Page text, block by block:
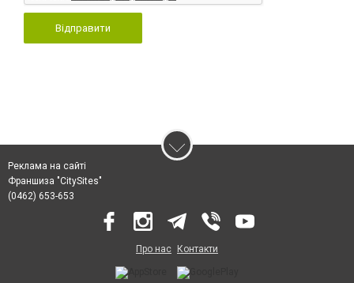
Відправити
Реклама на сайті
Франшиза "CitySites"
(0462) 653-653
Про нас Контакти